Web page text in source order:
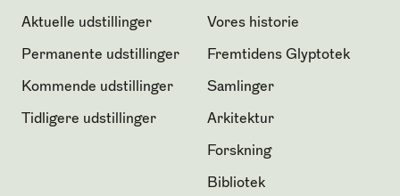
Aktuelle udstillinger
Permanente udstillinger
Kommende udstillinger
Tidligere udstillinger
Vores historie
Fremtidens Glyptotek
Samlinger
Arkitektur
Forskning
Bibliotek